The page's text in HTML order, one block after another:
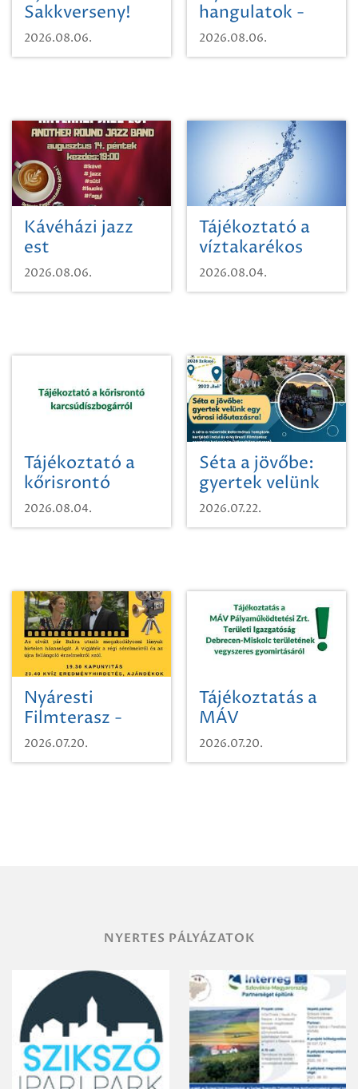
Sakkverseny!
2026.08.06.
hangulatok -
Mágnás Miska
2026.08.06.
Kávéházi jazz
est
2026.08.06.
Tájékoztató a
víztakarékos
vízhasználatról
2026.08.04.
Tájékoztató a
kőrisrontó
karcsúdíszbogárról
2026.08.04.
Séta a jövőbe:
gyertek velünk
egy városi
időutazásra!
2026.07.22.
Nyáresti
Filmterasz -
Beugró a
Paradicsomba
2026.07.20.
Tájékoztatás a
MÁV
Pályaműködtetési
Zrt. Területi
2026.07.20.
NYERTES PÁLYÁZATOK